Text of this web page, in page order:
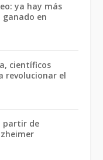
ya hay más
en
científicos
revolucionar el
partir de